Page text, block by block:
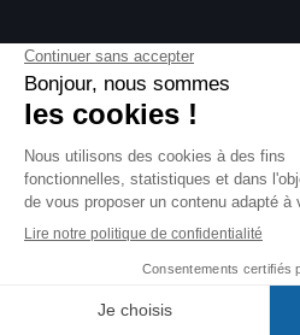
Vous accompagner
Librairies
Newsletter
Abonnements
Toutes les vidéos